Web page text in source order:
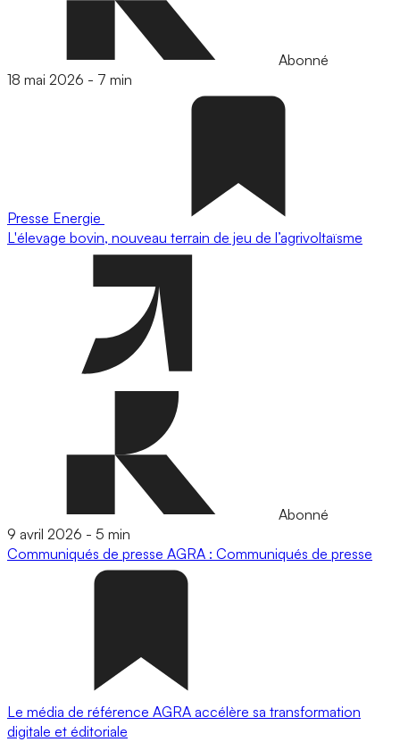
Abonné
18 mai 2026 - 7 min
Presse Energie
L'élevage bovin, nouveau terrain de jeu de l’agrivoltaïsme
Abonné
9 avril 2026 - 5 min
Communiqués de presse AGRA : Communiqués de presse
Le média de référence AGRA accélère sa transformation
digitale et éditoriale